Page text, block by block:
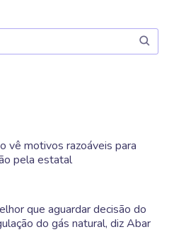
vê motivos razoáveis para
pela estatal
que aguardar decisão do
do gás natural, diz Abar